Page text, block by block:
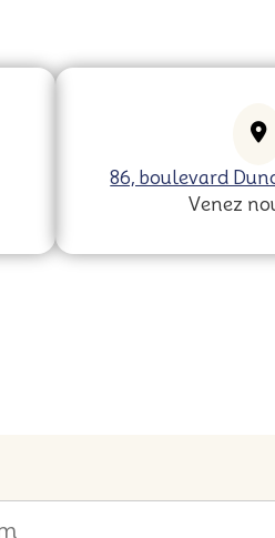
86, boulevard
Venez